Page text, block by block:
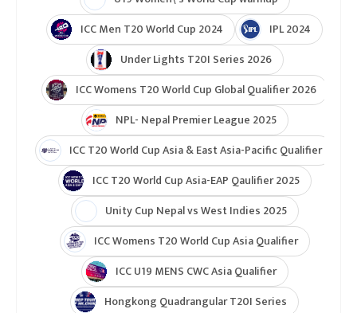
ICC Men T20 World Cup 2024
IPL 2024
Under Lights T20I Series 2026
ICC Womens T20 World Cup Global Qualifier 2026
NPL- Nepal Premier League 2025
ICC T20 World Cup Asia & East Asia-Pacific Qualifier
ICC T20 World Cup Asia-EAP Qaulifier 2025
Unity Cup Nepal vs West Indies 2025
ICC Womens T20 World Cup Asia Qualifier
ICC U19 MENS CWC Asia Qualifier
Hongkong Quadrangular T20I Series